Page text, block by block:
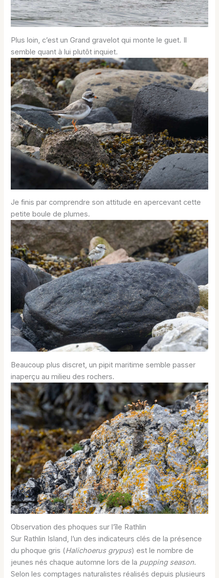
Plus loin, c’est un Grand gravelot qui monte le guet. Il
semble quant à lui plutôt inquiet.
Je finis par comprendre son attitude en apercevant cette
petite boule de plumes.
Beaucoup plus discret, un pipit maritime semble passer
inaperçu au milieu des rochers.
Observation des phoques sur l’île Rathlin
Sur Rathlin Island, l’un des indicateurs clés de la présence
du phoque gris (Halichoerus grypus) est le nombre de
jeunes nés chaque automne lors de la pupping season.
Selon les comptages naturalistes réalisés depuis plusieurs